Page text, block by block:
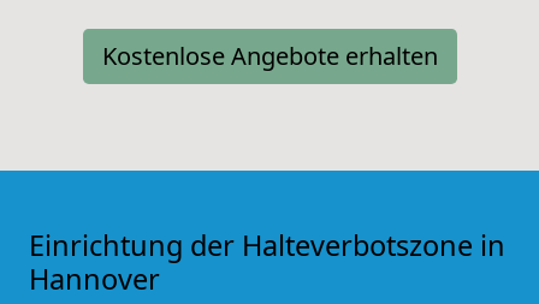
Kostenlose Angebote erhalten
Einrichtung der Halteverbotszone in
Hannover